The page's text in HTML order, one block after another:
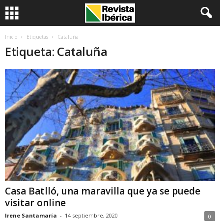
Inicio Etiquetas Cataluña
Etiqueta: Cataluña
Casa Batlló, una maravilla que ya se puede
visitar online
Irene Santamaría - 14 septiembre, 2020 0